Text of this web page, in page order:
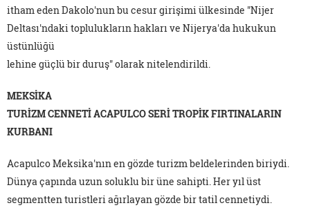
itham eden Dakolo'nun bu cesur girişimi ülkesinde "Nijer
Deltası'ndaki toplulukların hakları ve Nijerya'da hukukun
üstünlüğü
lehine güçlü bir duruş" olarak nitelendirildi.
MEKSİKA
TURİZM CENNETİ ACAPULCO SERİ TROPİK FIRTINALARIN
KURBANI
Acapulco Meksika'nın en gözde turizm beldelerinden biriydi.
Dünya çapında uzun soluklu bir üne sahipti. Her yıl üst
segmentten turistleri ağırlayan gözde bir tatil cennetiydi.